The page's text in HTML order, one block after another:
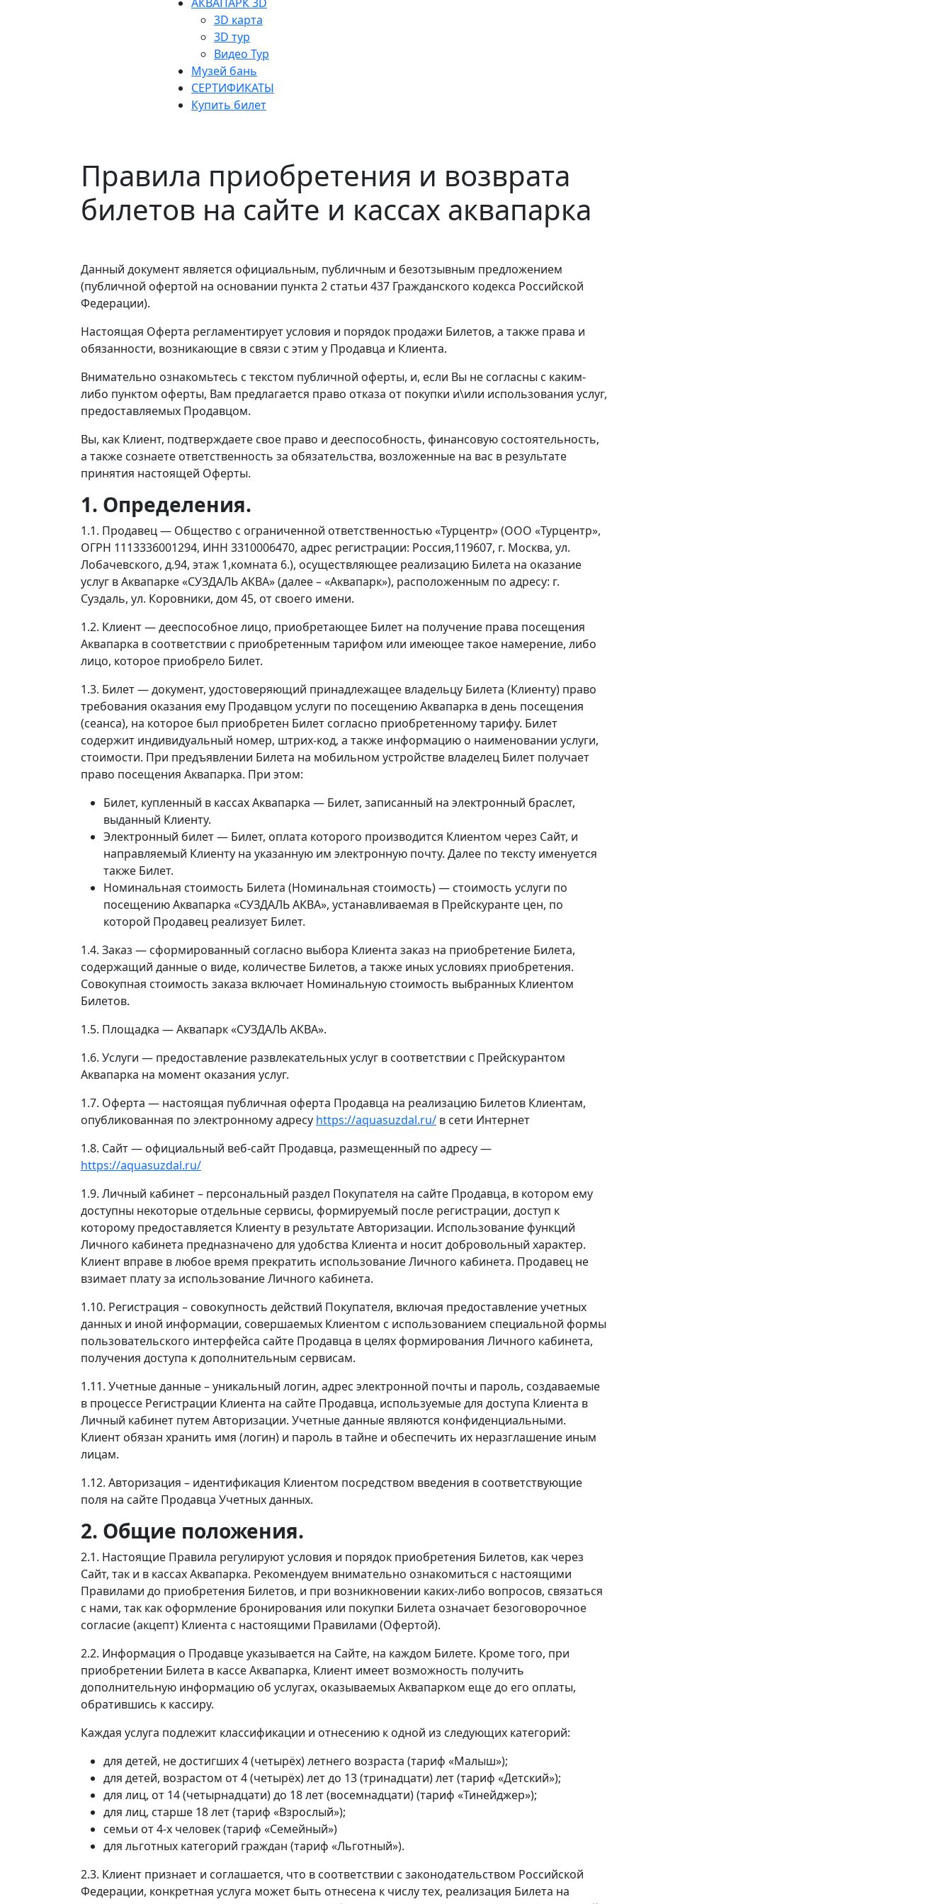
3D карта
3D тур
Видео Тур
Музей бань
СЕРТИФИКАТЫ
Купить билет
Правила приобретения и возврата
билетов на сайте и кассах аквапарка
Данный документ является официальным, публичным и безотзывным предложением
(публичной офертой на основании пункта 2 статьи 437 Гражданского кодекса Российской
Федерации).
Настоящая Оферта регламентирует условия и порядок продажи Билетов, а также права и
обязанности, возникающие в связи с этим у Продавца и Клиента.
Внимательно ознакомьтесь с текстом публичной оферты, и, если Вы не согласны с каким-
либо пунктом оферты, Вам предлагается право отказа от покупки и\или использования услуг,
предоставляемых Продавцом.
Вы, как Клиент, подтверждаете свое право и дееспособность, финансовую состоятельность,
а также сознаете ответственность за обязательства, возложенные на вас в результате
принятия настоящей Оферты.
1. Определения.
1.1. Продавец — Общество с ограниченной ответственностью «Турцентр» (ООО «Турцентр»,
ОГРН 1113336001294, ИНН 3310006470, адрес регистрации: Россия,119607, г. Москва, ул.
Лобачевского, д.94, этаж 1,комната 6.), осуществляющее реализацию Билета на оказание
услуг в Аквапарке «СУЗДАЛЬ АКВА» (далее – «Аквапарк»), расположенным по адресу: г.
Суздаль, ул. Коровники, дом 45, от своего имени.
1.2. Клиент — дееспособное лицо, приобретающее Билет на получение права посещения
Аквапарка в соответствии с приобретенным тарифом или имеющее такое намерение, либо
лицо, которое приобрело Билет.
1.3. Билет — документ, удостоверяющий принадлежащее владельцу Билета (Клиенту) право
требования оказания ему Продавцом услуги по посещению Аквапарка в день посещения
(сеанса), на которое был приобретен Билет согласно приобретенному тарифу. Билет
содержит индивидуальный номер, штрих-код, а также информацию о наименовании услуги,
стоимости. При предъявлении Билета на мобильном устройстве владелец Билет получает
право посещения Аквапарка. При этом:
Билет, купленный в кассах Аквапарка — Билет, записанный на электронный браслет,
выданный Клиенту.
Электронный билет — Билет, оплата которого производится Клиентом через Сайт, и
направляемый Клиенту на указанную им электронную почту. Далее по тексту именуется
также Билет.
Номинальная стоимость Билета (Номинальная стоимость) — стоимость услуги по
посещению Аквапарка «СУЗДАЛЬ АКВА», устанавливаемая в Прейскуранте цен, по
которой Продавец реализует Билет.
1.4. Заказ — сформированный согласно выбора Клиента заказ на приобретение Билета,
содержащий данные о виде, количестве Билетов, а также иных условиях приобретения.
Совокупная стоимость заказа включает Номинальную стоимость выбранных Клиентом
Билетов.
1.5. Площадка — Аквапарк «СУЗДАЛЬ АКВА».
1.6. Услуги — предоставление развлекательных услуг в соответствии с Прейскурантом
Аквапарка на момент оказания услуг.
1.7. Оферта — настоящая публичная оферта Продавца на реализацию Билетов Клиентам,
опубликованная по электронному адресу https://aquasuzdal.ru/ в сети Интернет
1.8. Сайт — официальный веб-сайт Продавца, размещенный по адресу —
https://aquasuzdal.ru/
1.9. Личный кабинет – персональный раздел Покупателя на сайте Продавца, в котором ему
доступны некоторые отдельные сервисы, формируемый после регистрации, доступ к
которому предоставляется Клиенту в результате Авторизации. Использование функций
Личного кабинета предназначено для удобства Клиента и носит добровольный характер.
Клиент вправе в любое время прекратить использование Личного кабинета. Продавец не
взимает плату за использование Личного кабинета.
1.10. Регистрация – совокупность действий Покупателя, включая предоставление учетных
данных и иной информации, совершаемых Клиентом с использованием специальной формы
пользовательского интерфейса сайте Продавца в целях формирования Личного кабинета,
получения доступа к дополнительным сервисам.
1.11. Учетные данные – уникальный логин, адрес электронной почты и пароль, создаваемые
в процессе Регистрации Клиента на сайте Продавца, используемые для доступа Клиента в
Личный кабинет путем Авторизации. Учетные данные являются конфиденциальными.
Клиент обязан хранить имя (логин) и пароль в тайне и обеспечить их неразглашение иным
лицам.
1.12. Авторизация – идентификация Клиентом посредством введения в соответствующие
поля на сайте Продавца Учетных данных.
2. Общие положения.
2.1. Настоящие Правила регулируют условия и порядок приобретения Билетов, как через
Сайт, так и в кассах Аквапарка. Рекомендуем внимательно ознакомиться с настоящими
Правилами до приобретения Билетов, и при возникновении каких-либо вопросов, связаться
с нами, так как оформление бронирования или покупки Билета означает безоговорочное
согласие (акцепт) Клиента с настоящими Правилами (Офертой).
2.2. Информация о Продавце указывается на Сайте, на каждом Билете. Кроме того, при
приобретении Билета в кассе Аквапарка, Клиент имеет возможность получить
дополнительную информацию об услугах, оказываемых Аквапарком еще до его оплаты,
обратившись к кассиру.
Каждая услуга подлежит классификации и отнесению к одной из следующих категорий:
для детей, не достигших 4 (четырёх) летнего возраста (тариф «Малыш»);
для детей, возрастом от 4 (четырёх) лет до 13 (тринадцати) лет (тариф «Детский»);
для лиц, от 14 (четырнадцати) до 18 лет (восемнадцати) (тариф «Тинейджер»);
для лиц, старше 18 лет (тариф «Взрослый»);
семьи от 4-х человек (тариф «Семейный»)
для льготных категорий граждан (тариф «Льготный»).
2.3. Клиент признает и соглашается, что в соответствии с законодательством Российской
Федерации, конкретная услуга может быть отнесена к числу тех, реализация Билета на